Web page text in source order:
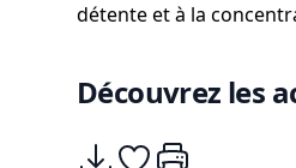
détente et à la
Découvrez les
Télécharger
Ajouter à mes
Imprimer